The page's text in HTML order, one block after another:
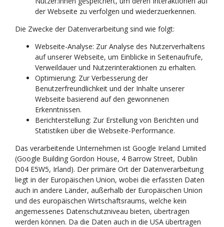
der Webseite zu verfolgen und wiederzuerkennen.
Die Zwecke der Datenverarbeitung sind wie folgt:
Webseite-Analyse: Zur Analyse des Nutzerverhaltens
auf unserer Webseite, um Einblicke in Seitenaufrufe,
Verweildauer und Nutzerinteraktionen zu erhalten.
Optimierung: Zur Verbesserung der
Benutzerfreundlichkeit und der Inhalte unserer
Webseite basierend auf den gewonnenen
Erkenntnissen.
Berichterstellung: Zur Erstellung von Berichten und
Statistiken über die Webseite-Performance.
Das verarbeitende Unternehmen ist Google Ireland Limited
(Google Building Gordon House, 4 Barrow Street, Dublin
D04 E5W5, Irland). Der primäre Ort der Datenverarbeitung
liegt in der Europäischen Union, wobei die erfassten Daten
auch in andere Länder, außerhalb der Europäischen Union
und des europäischen Wirtschaftsraums, welche kein
angemessenes Datenschutzniveau bieten, übertragen
werden können. Da die Daten auch in die USA übertragen